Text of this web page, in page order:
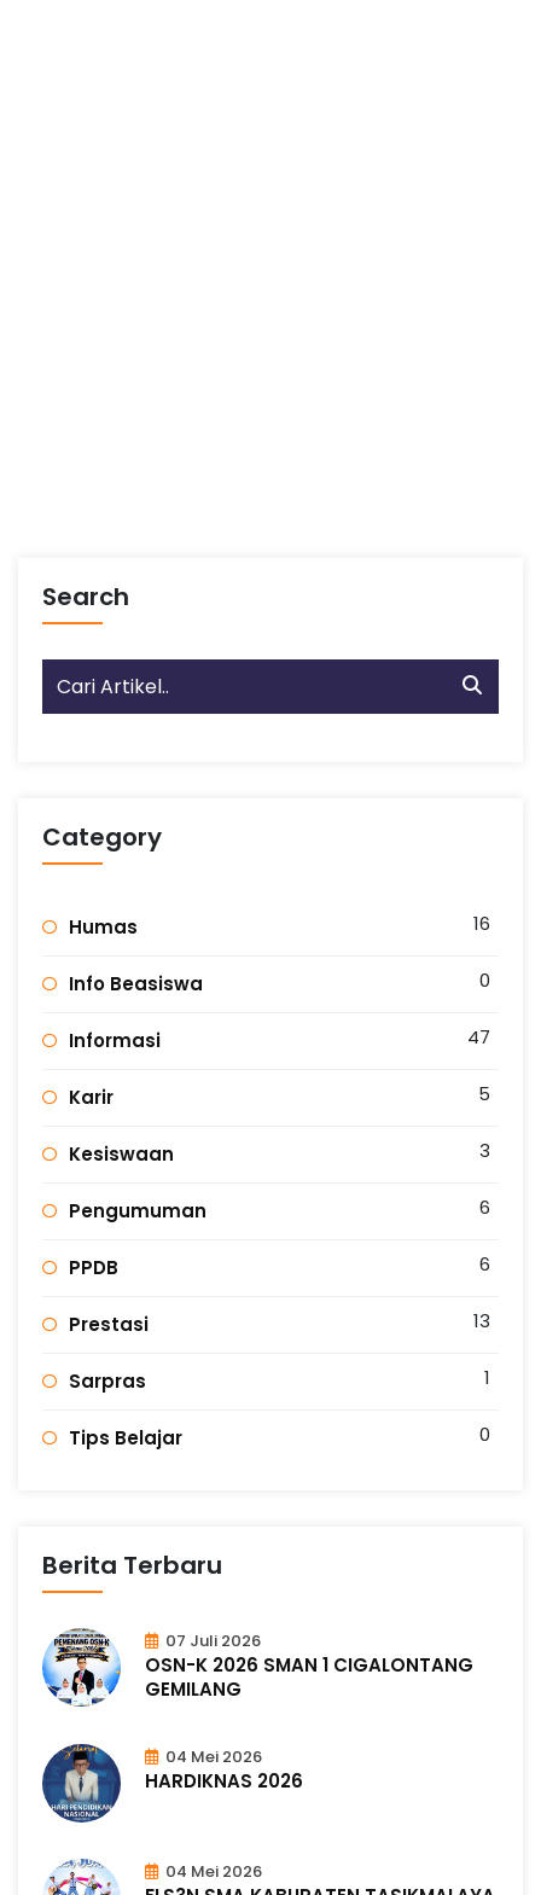
Search
Category
Humas 16
Info Beasiswa 0
Informasi 47
Karir 5
Kesiswaan 3
Pengumuman 6
PPDB 6
Prestasi 13
Sarpras 1
Tips Belajar 0
Berita Terbaru
07 Juli 2026
OSN-K 2026 SMAN 1 CIGALONTANG
GEMILANG
04 Mei 2026
HARDIKNAS 2026
04 Mei 2026